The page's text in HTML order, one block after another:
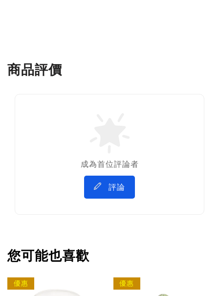
商品評價
成為首位評論者
評論
您可能也喜歡
優惠 優惠